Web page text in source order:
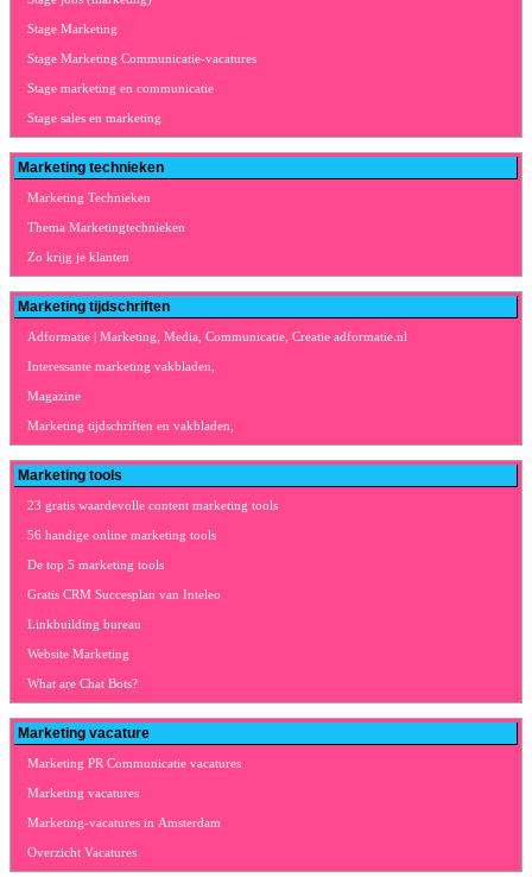
Stage Marketing
Stage Marketing Communicatie-vacatures
Stage marketing en communicatie
Stage sales en marketing
Marketing technieken
Marketing Technieken
Thema Marketingtechnieken
Zo krijg je klanten
Marketing tijdschriften
Adformatie | Marketing, Media, Communicatie, Creatie adformatie.nl
Interessante marketing vakbladen,
Magazine
Marketing tijdschriften en vakbladen,
Marketing tools
23 gratis waardevolle content marketing tools
56 handige online marketing tools
De top 5 marketing tools
Gratis CRM Succesplan van Inteleo
Linkbuilding bureau
Website Marketing
What are Chat Bots?
Marketing vacature
Marketing PR Communicatie vacatures
Marketing vacatures
Marketing-vacatures in Amsterdam
Overzicht Vacatures